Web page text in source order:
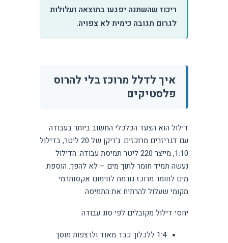
ריכוז שהשתנה יפגעו בתוצאה ועלולות
לגרום תגובה כימית לא צפויה.
איך לדלל מרוכז בלי להרוס
פלסטיקים
דילול הוא הצעד הכלכלי החשוב ביותר בעבודה
עם דגריזרים מרוכזים. ג'ריקן של 20 ליטר, בדילול
1:10, מייצר 220 ליטר תמיסת עבודה. הדילול
נעשה תמיד חומר לתוך מים – לא להפך. הוספת
מים לחומר מרוכז גורמת לחימום אקסותרמי
מקומי שעלול להרתיח את התמיסה.
יחסי דילול מקובלים לפי סוג עבודה
1:4 ללכלוך כבד מאוד ולרצפות מוסך